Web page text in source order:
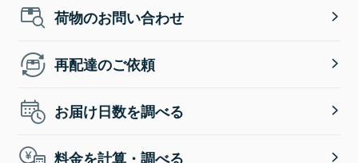
荷物のお問い合わせ
再配達のご依頼
お届け日数を調べる
料金を計算・調べる